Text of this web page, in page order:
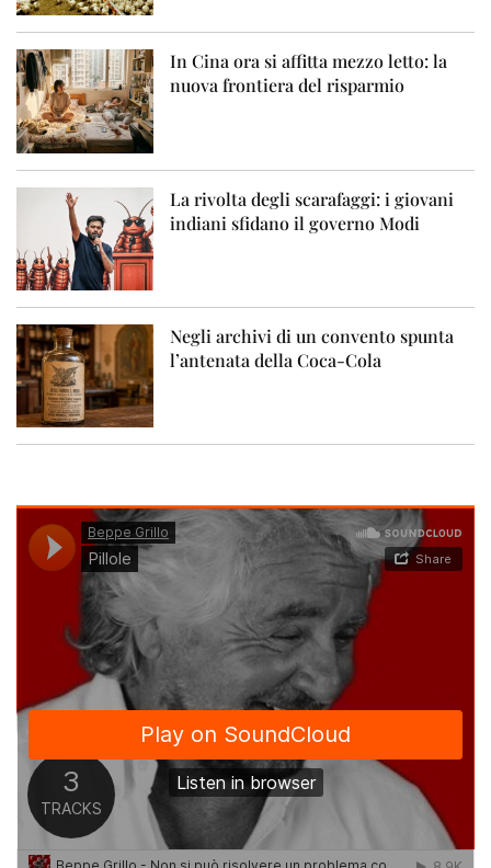
In Cina ora si affitta mezzo letto: la
nuova frontiera del risparmio
La rivolta degli scarafaggi: i giovani
indiani sfidano il governo Modi
Negli archivi di un convento spunta
l’antenata della Coca-Cola